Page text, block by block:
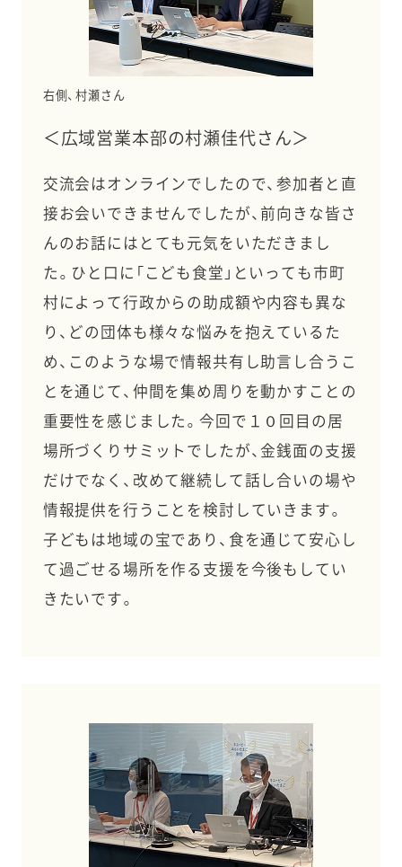
右側、村瀬さん
＜広域営業本部の村瀬佳代さん＞
交流会はオンラインでしたので、参加者と直
接お会いできませんでしたが、前向きな皆さ
んのお話にはとても元気をいただきまし
た。ひと口に「こども食堂」といっても市町
村によって行政からの助成額や内容も異な
り、どの団体も様々な悩みを抱えているた
め、このような場で情報共有し助言し合うこ
とを通じて、仲間を集め周りを動かすことの
重要性を感じました。今回で１０回目の居
場所づくりサミットでしたが、金銭面の支援
だけでなく、改めて継続して話し合いの場や
情報提供を行うことを検討していきます。
子どもは地域の宝であり、食を通じて安心し
て過ごせる場所を作る支援を今後もしてい
きたいです。